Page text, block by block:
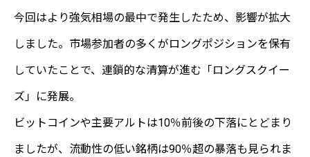
今回はより強気相場の最中で発生したため、影響が拡大
しました。市場参加者の多くがロングポジションを保有
していたことで、連鎖的な清算が進む「ロングスクイー
ズ」に発展。
ビットコインや主要アルトは10％前後の下落にとどまり
ましたが、流動性の低い銘柄は90％超の暴落も見られま